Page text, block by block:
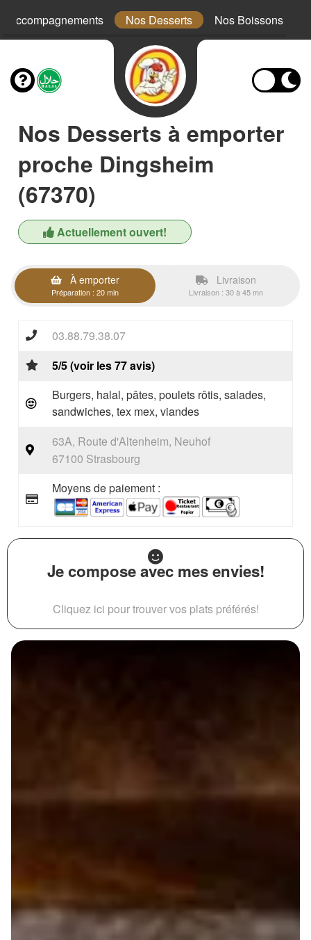
Accompagnements Nos Desserts Nos Boissons
Nos Desserts à emporter
proche Dingsheim
(67370)
Actuellement ouvert!
À emporter
Préparation : 20 min
Livraison
Livraison : 30 à 45 mn
03.88.79.38.07
5/5 (voir les 77 avis)
Burgers, halal, pâtes, poulets rôtis, salades,
sandwiches, tex mex, viandes
63A, Route d'Altenheim, Neuhof
67100 Strasbourg
Moyens de paiement :
Je compose avec mes envies!
Cliquez ici pour trouver vos plats préférés!